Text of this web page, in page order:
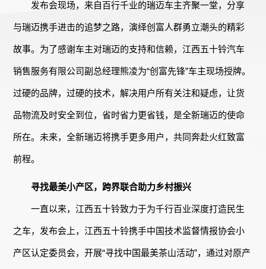
发布会现场，来自百行千业的瑞迈车主齐聚一堂，分享
与瑞迈携手进击的追梦之路，演绎创富人群勇立潮头的精彩
故事。为了感谢车主对瑞迈的支持和信赖，江西五十铃汽车
销售服务有限公司副总经理熊凌为“创富先锋”车主现场授牌。
过硬的品牌，过硬的技术，解决用户所有关注和疑虑，让货
品物流及时安全到位，省时省力更省钱，是全新瑞迈的使命
所在。未来，全新瑞迈将携手更多用户，共同奔赴火红致富
前程。
寻找最美小产区，跨界联合助力乡村振兴
一直以来，江西五十铃致力于为千行百业深度打造民生
之车，发布会上，江西五十铃携手中国技术监督情报协会小
产区认定委员会，开展“寻找中国最美茶山活动”，通过对原产